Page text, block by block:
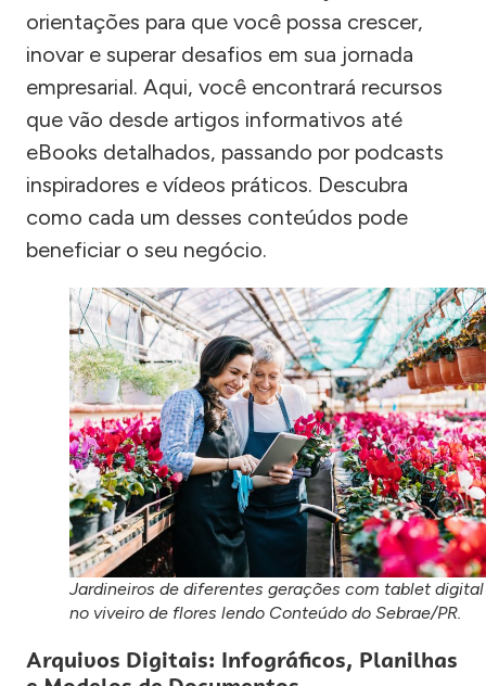
orientações para que você possa crescer,
inovar e superar desafios em sua jornada
empresarial. Aqui, você encontrará recursos
que vão desde artigos informativos até
eBooks detalhados, passando por podcasts
inspiradores e vídeos práticos. Descubra
como cada um desses conteúdos pode
beneficiar o seu negócio.
Jardineiros de diferentes gerações com tablet digital
no viveiro de flores lendo Conteúdo do Sebrae/PR.
Arquivos Digitais: Infográficos, Planilhas